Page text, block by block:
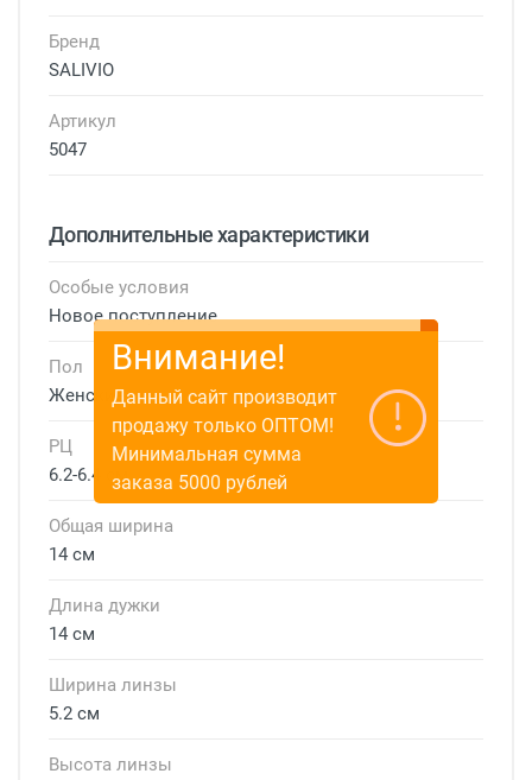
Бренд
SALIVIO
Артикул
5047
Дополнительные характеристики
Особые условия
Новое поступление
Пол
Женские
РЦ
6.2-6.4 см
Общая ширина
14 см
Длина дужки
14 см
Ширина линзы
5.2 см
Высота линзы
Внимание!
Данный сайт производит
продажу только ОПТОМ!
Минимальная сумма
заказа 5000 рублей